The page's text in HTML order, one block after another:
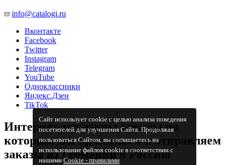
Сайт использует cookie с целью анализа поведения
посетителей для улучшения Сайта. Продолжая
пользоваться Сайтом, вы соглашаетесь на
использование файлов cookie в соответствии с
нашимиCookiе - правилами
info@catalogi.ru
Вконтакте
Facebook
Twitter
Instagram
Telegram
YouTube
Одноклассники
Яндекс.Дзен
TikTok
Интернет-магазины одежды по
которым мы принимаем и отправляем
заказы из Германии в Россию